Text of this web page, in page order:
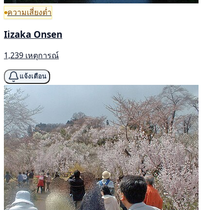
ความเสี่ยงต่ำ
Iizaka Onsen
1,239 เหตุการณ์
แจ้งเตือน